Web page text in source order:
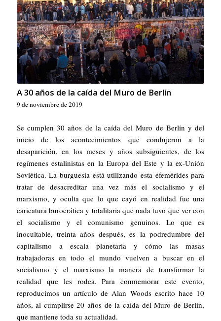
A 30 años de la caída del Muro de Berlín
9 de noviembre de 2019
Se cumplen 30 años de la caída del Muro de Berlín y del
inicio de los acontecimientos que condujeron a la
desaparición, en los meses y años subsiguientes, de los
regímenes estalinistas en la Europa del Este y la ex-Unión
Soviética. La burguesía está utilizando esta efemérides para
tratar de desacreditar una vez más el socialismo y el
marxismo, y oculta que lo que cayó en realidad fue una
caricatura burocrática y totalitaria que nada tuvo que ver con
el socialismo y el comunismo genuinos. Lo que es
inocultable, treinta años después, es la podredumbre del
capitalismo a escala planetaria y cómo las masas
trabajadoras en todo el mundo vuelven a buscar en el
socialismo y el marxismo la manera de transformar la
realidad que les rodea. Para conmemorar este evento,
reproducimos un artículo de Alan Woods escrito hace 10
años, al cumplirse 20 años de la caída del Muro de Berlín,
que mantiene toda su actualidad.